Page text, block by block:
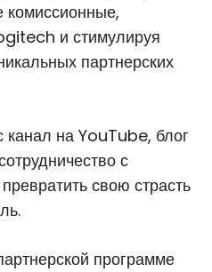
комиссионные,
и стимулируя
партнерских
канал на YouTube, блог
с
свою страсть
программе